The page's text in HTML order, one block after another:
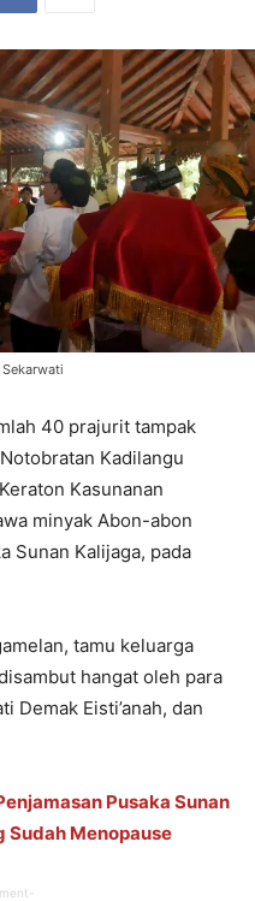
40 prajurit tampak
Kadilangu
Kasunanan
minyak Abon-abon
Sunan Kalijaga, pada
tamu keluarga
hangat oleh para
Demak Eisti’anah, dan
Pusaka Sunan
Sudah Menopause